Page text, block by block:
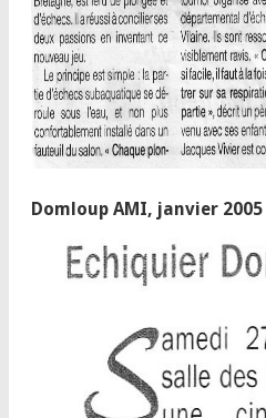
Domloup AMI, janvier 2005